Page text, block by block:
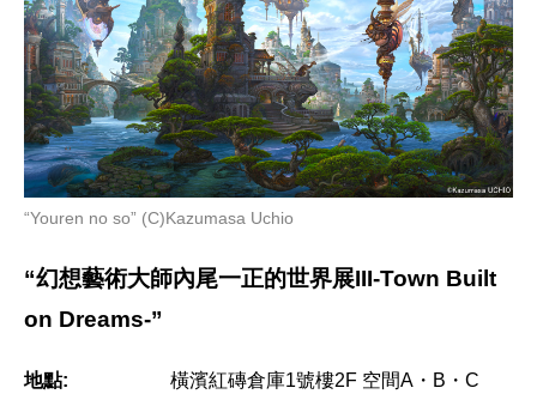
“Youren no so” (C)Kazumasa Uchio
“幻想藝術大師內尾一正的世界展III-Town Built
on Dreams-”
地點:
橫濱紅磚倉庫1號樓2F 空間A・B・C